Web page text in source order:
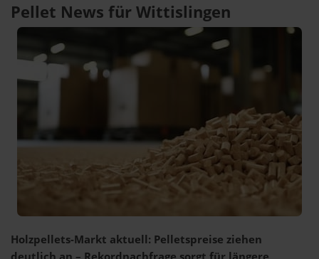
Pellet News für Wittislingen
Holzpellets-Markt aktuell: Pelletspreise ziehen